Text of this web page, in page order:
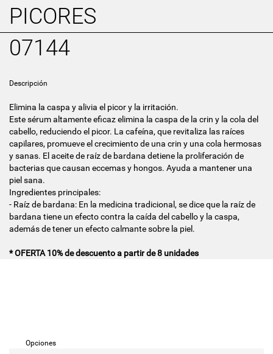
PICORES
07144
Descripción
Elimina la caspa y alivia el picor y la irritación.
Este sérum altamente eficaz elimina la caspa de la crin y la cola del
cabello, reduciendo el picor. La cafeína, que revitaliza las raíces
capilares, promueve el crecimiento de una crin y una cola hermosas
y sanas. El aceite de raíz de bardana detiene la proliferación de
bacterias que causan eccemas y hongos. Ayuda a mantener una
piel sana.
Ingredientes principales:
- Raíz de bardana: En la medicina tradicional, se dice que la raíz de
bardana tiene un efecto contra la caída del cabello y la caspa,
además de tener un efecto calmante sobre la piel.
* OFERTA 10% de descuento a partir de 8 unidades
Opciones